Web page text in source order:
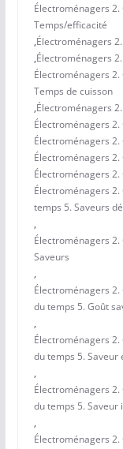
Électroménagers 2.
Temps/efficacité
,Électroménagers
,Électroménagers
Électroménagers 2.
Temps de cuisson
,Électroménagers
Électroménagers 2.
Électroménagers 2.
Électroménagers 2.
Électroménagers 2.
Électroménagers 2.
temps 5. Saveurs
,
Électroménagers 2.
Saveurs
,
Électroménagers
du temps 5. Goût
,
Électroménagers
du temps 5. Saveur
,
Électroménagers
du temps 5. Saveur
,
Électroménagers 2.